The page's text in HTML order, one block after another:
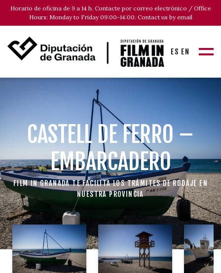
Horario de oficina de 9 a 14 h. Contacte por correo electrónico / Office
Hours: Monday to Friday 09:00-14:00. Contact us by email
ES EN
CASTELL DE FERRO –
EMBARCADERO
FILM IN GRANADA TE FACILITA LOS TRÁMITES DE RODAJE EN
NUESTRA PROVINCIA